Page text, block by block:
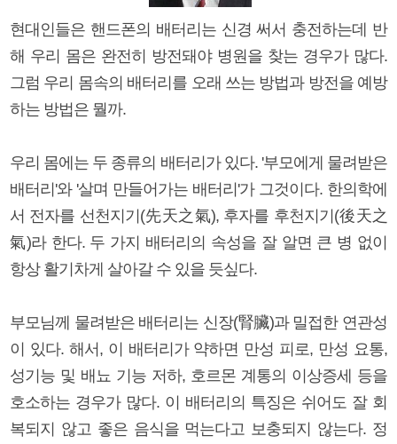
현대인들은 핸드폰의 배터리는 신경 써서 충전하는데 반
해 우리 몸은 완전히 방전돼야 병원을 찾는 경우가 많다.
그럼 우리 몸속의 배터리를 오래 쓰는 방법과 방전을 예방
하는 방법은 뭘까.
우리 몸에는 두 종류의 배터리가 있다. '부모에게 물려받은
배터리'와 '살며 만들어가는 배터리'가 그것이다. 한의학에
서 전자를 선천지기(先天之氣), 후자를 후천지기(後天之
氣)라 한다. 두 가지 배터리의 속성을 잘 알면 큰 병 없이
항상 활기차게 살아갈 수 있을 듯싶다.
부모님께 물려받은 배터리는 신장(腎臟)과 밀접한 연관성
이 있다. 해서, 이 배터리가 약하면 만성 피로, 만성 요통,
성기능 및 배뇨 기능 저하, 호르몬 계통의 이상증세 등을
호소하는 경우가 많다. 이 배터리의 특징은 쉬어도 잘 회
복되지 않고 좋은 음식을 먹는다고 보충되지 않는다. 정